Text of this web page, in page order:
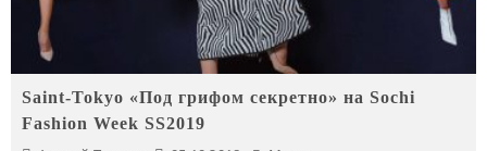
Saint-Tokyo «Под грифом секретно» на Sochi
Fashion Week SS2019